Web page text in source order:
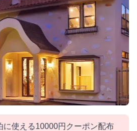
に使える10000円クーポン配布